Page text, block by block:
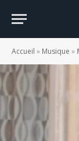
Accueil » Musique »